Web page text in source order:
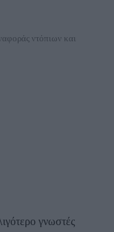
ντόπιων και
γνωστές